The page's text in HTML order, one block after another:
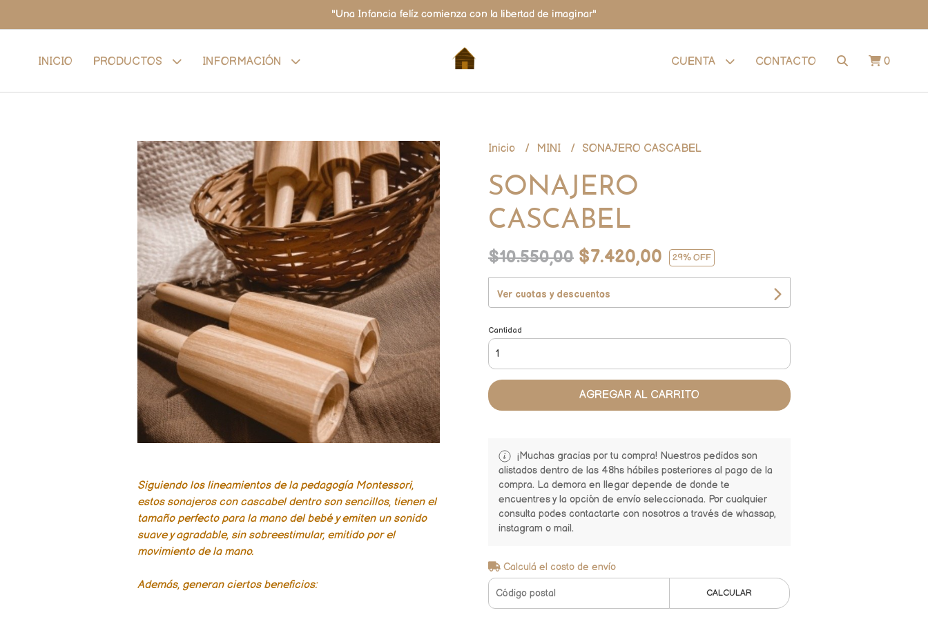
"Una Infancia felíz comienza con la libertad de imaginar"
INICIO PRODUCTOS INFORMACIÓN CUENTA CONTACTO 0
Siguiendo los lineamientos de la pedagogía Montessori,
estos sonajeros con cascabel dentro son sencillos, tienen el
tamaño perfecto para la mano del bebé y emiten un sonido
suave y agradable, sin sobreestimular, emitido por el
movimiento de la mano.
Además, generan ciertos beneficios:
Inicio MINI SONAJERO CASCABEL
SONAJERO
CASCABEL
$10.550,00 $7.420,00 29% OFF
Ver cuotas y descuentos
Cantidad
AGREGAR AL CARRITO
¡Muchas gracias por tu compra! Nuestros pedidos son
alistados dentro de las 48hs hábiles posteriores al pago de la
compra. La demora en llegar depende de donde te
encuentres y la opción de envío seleccionada. Por cualquier
consulta podes contactarte con nosotros a través de whassap,
instagram o mail.
Calculá el costo de envío
CALCULAR